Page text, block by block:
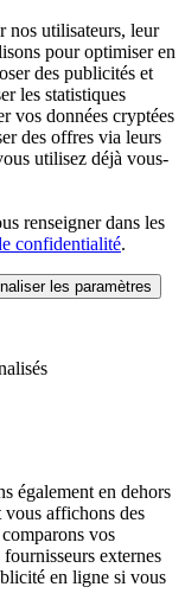
nos utilisateurs, leur
pour optimiser en
des publicités et
les statistiques
vos données cryptées
des offres via leurs
utilisez déjà vous-
renseigner dans les
confidentialité.
les paramètres
également en dehors
vous affichons des
vos
externes
en ligne si vous